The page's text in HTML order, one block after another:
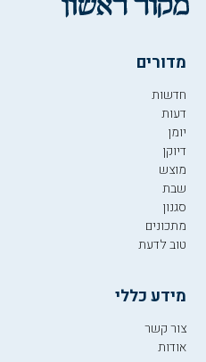
מדורים
חדשות
דעות
יומן
דיוקן
מוצש
שבת
סגנון
מתכונים
טוב לדעת
מידע כללי
צור קשר
אודות